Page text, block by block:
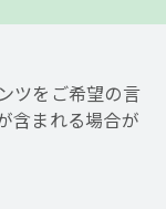
ツをご希望の言
含まれる場合が